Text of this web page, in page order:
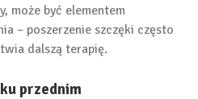
może być elementem
– poszerzenie szczęki często
dalszą terapię.
przednim